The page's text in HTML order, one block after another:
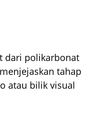
dari polikarbonat
tahap
atau bilik visual